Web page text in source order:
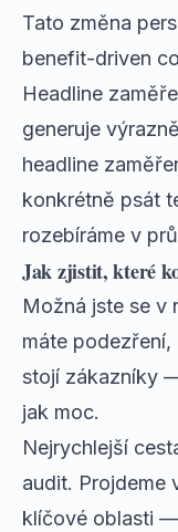
Tato změna
benefit-driven
Headline
generuje
headline
konkrétně psát
rozebíráme v
Jak zjistit, které
Možná jste se v
máte
stojí zákazníky
jak moc.
Nejrychlejší
audit. Projdeme
klíčové oblasti —